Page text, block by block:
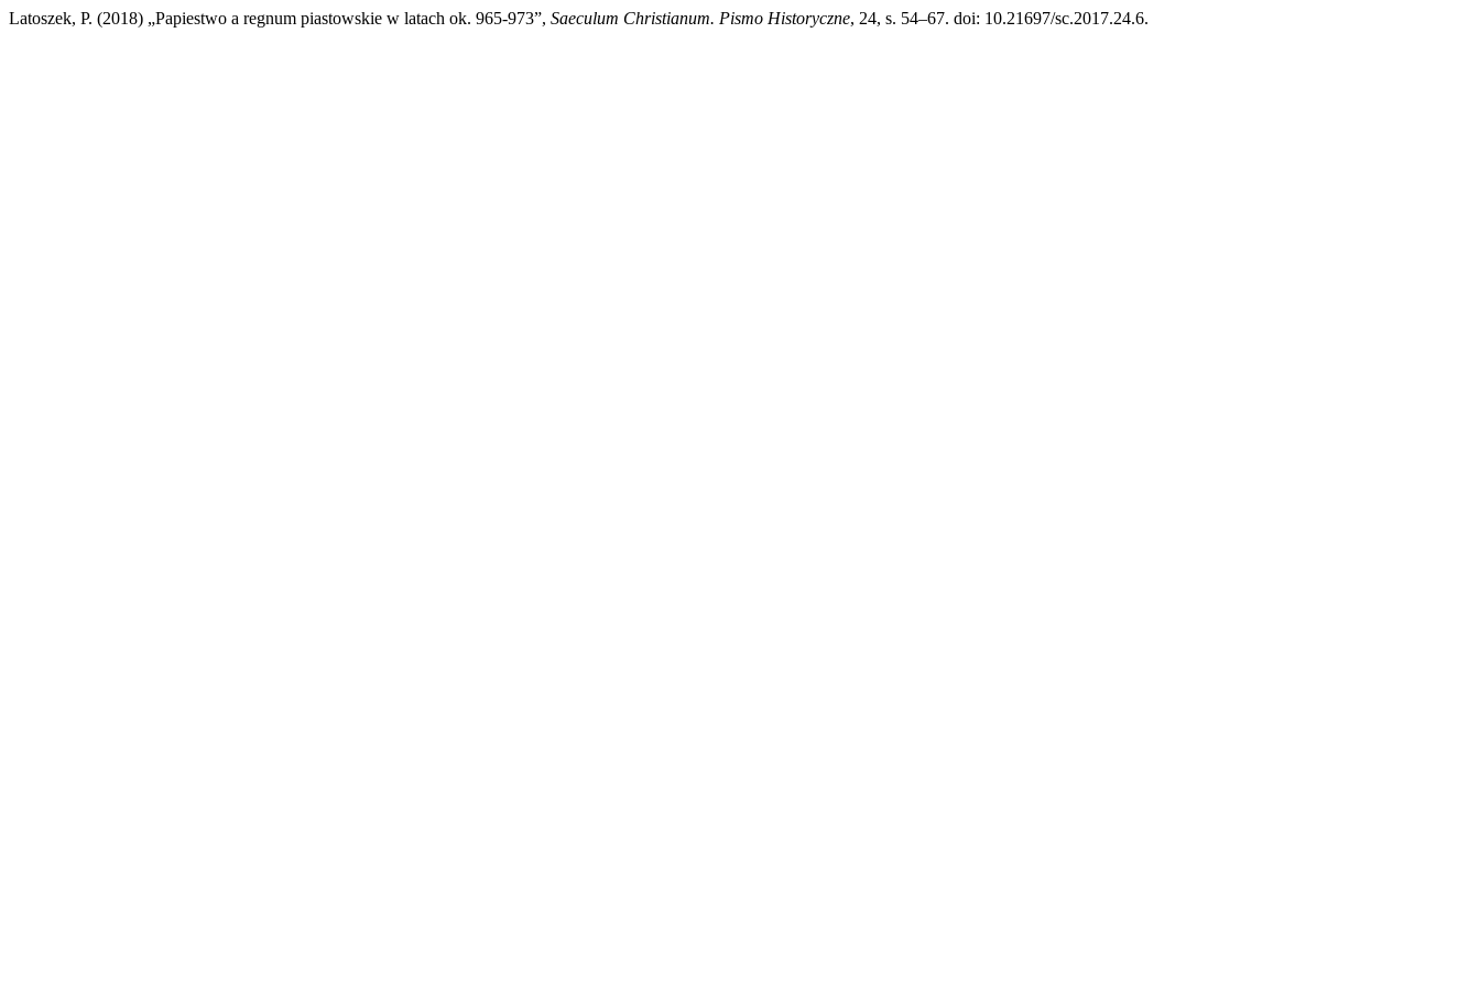
Latoszek, P. (2018) „Papiestwo a regnum piastowskie w latach ok. 965-973”, Saeculum Christianum. Pismo Historyczne, 24, s. 54–67. doi: 10.21697/sc.2017.24.6.